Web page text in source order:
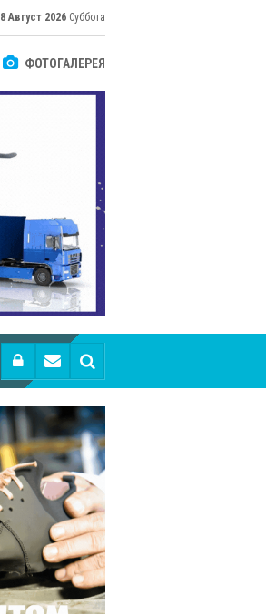
Август 2026 Суббота
ФОТОГАЛЕРЕЯ
мировые рынки